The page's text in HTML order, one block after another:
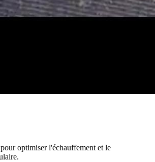
optimiser l'échauffement et le